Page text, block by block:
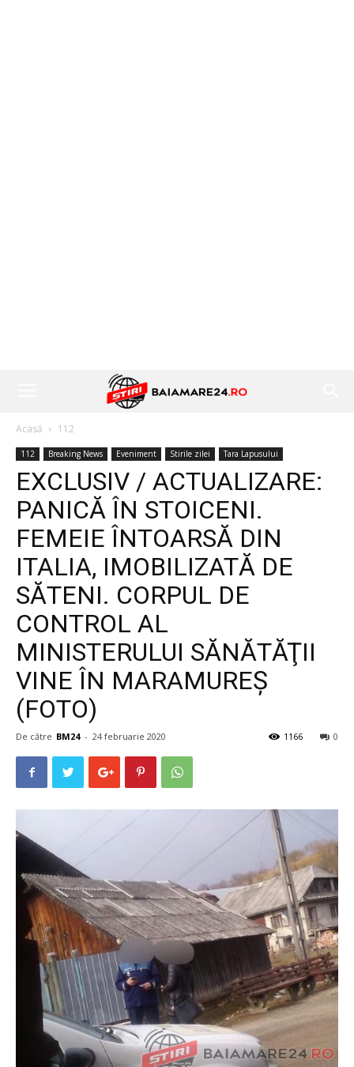
Acasă 112
112 Breaking News Eveniment Stirile zilei Tara Lapusului
EXCLUSIV / ACTUALIZARE:
PANICĂ ÎN STOICENI.
FEMEIE ÎNTOARSĂ DIN
ITALIA, IMOBILIZATĂ DE
SĂTENI. CORPUL DE
CONTROL AL
MINISTERULUI SĂNĂTĂŢII
VINE ÎN MARAMUREŞ
(FOTO)
De către BM24 - 24 februarie 2020 0
1166